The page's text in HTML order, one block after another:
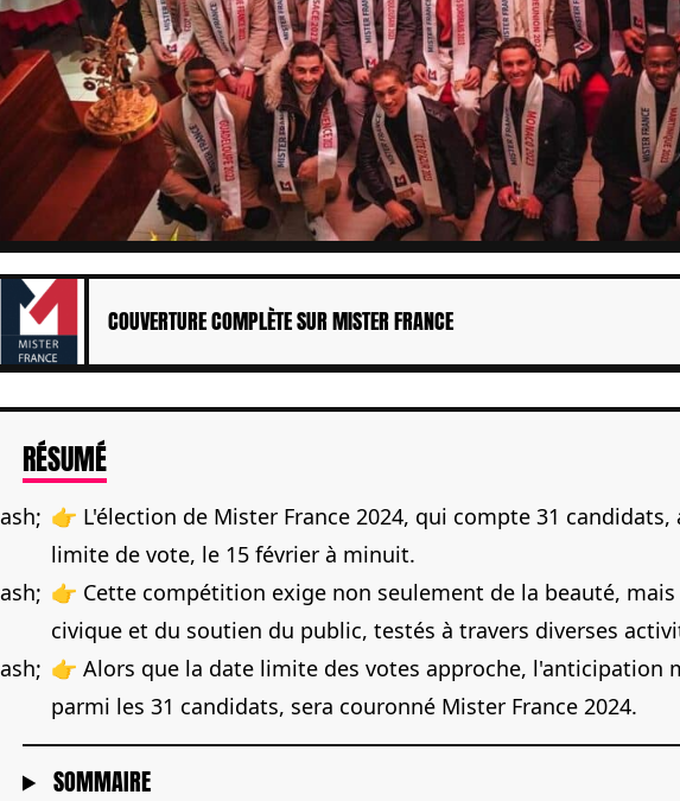
COUVERTURE COMPLÈTE SUR MISTER FRANCE
RÉSUMÉDE L'ARTICLE
👉 L'élection de Mister France 2024, qui compte 31 candidats,
limite de vote, le 15 février à minuit.
👉 Cette compétition exige non seulement de la beauté,
civique et du soutien du public, testés à travers diverses
👉 Alors que la date limite des votes approche, l'anticipation
parmi les 31 candidats, sera couronné Mister France 2024.
SOMMAIRE